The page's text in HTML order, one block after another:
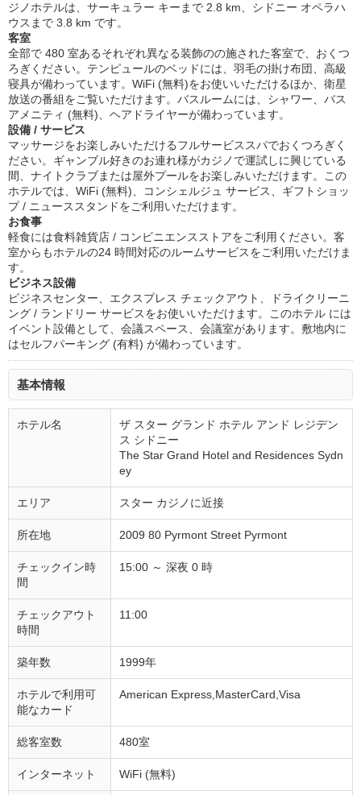
ジノホテルは、サーキュラー キーまで 2.8 km、シドニー オペラハ
ウスまで 3.8 km です。
客室
全部で 480 室あるそれぞれ異なる装飾のの施された客室で、おくつ
ろぎください。テンピュールのベッドには、羽毛の掛け布団、高級
寝具が備わっています。WiFi (無料)をお使いいただけるほか、衛星
放送の番組をご覧いただけます。バスルームには、シャワー、バス
アメニティ (無料)、ヘアドライヤーが備わっています。
設備 / サービス
マッサージをお楽しみいただけるフルサービススパでおくつろぎく
ださい。ギャンブル好きのお連れ様がカジノで運試しに興じている
間、ナイトクラブまたは屋外プールをお楽しみいただけます。この
ホテルでは、WiFi (無料)、コンシェルジュ サービス、ギフトショッ
プ / ニューススタンドをご利用いただけます。
お食事
軽食には食料雑貨店 / コンビニエンスストアをご利用ください。客
室からもホテルの24 時間対応のルームサービスをご利用いただけま
す。
ビジネス設備
ビジネスセンター、エクスプレス チェックアウト、ドライクリーニ
ング / ランドリー サービスをお使いいただけます。このホテル には
イベント設備として、会議スペース、会議室があります。敷地内に
はセルフパーキング (有料) が備わっています。
基本情報
ホテル名
ザ スター グランド ホテル アンド レジデン
ス シドニー
The Star Grand Hotel and Residences Sydn
ey
エリア スター カジノに近接
所在地 2009 80 Pyrmont Street Pyrmont
チェックイン時
間
15:00 ～ 深夜 0 時
チェックアウト
時間
11:00
築年数 1999年
ホテルで利用可
能なカード
American Express,MasterCard,Visa
総客室数 480室
インターネット WiFi (無料)